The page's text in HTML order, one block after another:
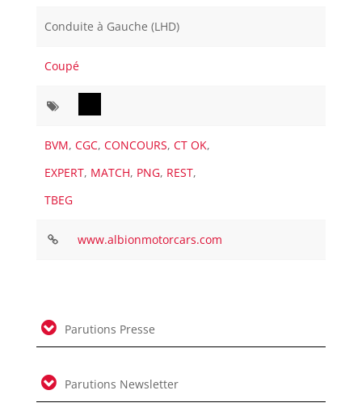
Conduite à Gauche (LHD)
Coupé
BVM,CGC,CONCOURS,CT OK,
EXPERT, MATCH, PNG, REST,
TBEG
www.albionmotorcars.com
Parutions Presse
Parutions Newsletter